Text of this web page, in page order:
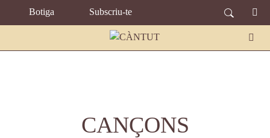
Vés al contingutTOPBAR MENU
Botiga Subscriu-te
CANÇONS